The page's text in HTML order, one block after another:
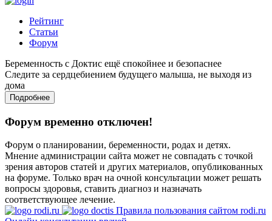
Рейтинг
Статьи
Форум
Беременность с Доктис ещё спокойнее и безопаснее
Следите за сердцебиением будущего малыша, не выходя из
дома
Подробнее
Форум временно отключен!
Форум о планировании, беременности, родах и детях.
Мнение администрации сайта может не совпадать с точкой
зрения авторов статей и других материалов, опубликованных
на форуме. Только врач на очной консультации может решать
вопросы здоровья, ставить диагноз и назначать
соответствующее лечение.
Правила пользования сайтом rodi.ru